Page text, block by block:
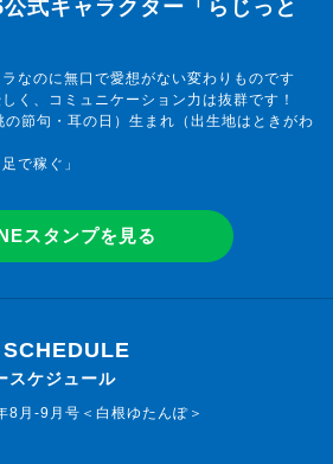
式キャラクター「らじっと
なのに無口で愛想がない変わりものです
く、コミュニケーション力は抜群です！
の節句・耳の日）生まれ（出生地はときがわ
で稼ぐ」
スタンプを見る
スケジュール
8月-9月号＜白根ゆたんぽ＞